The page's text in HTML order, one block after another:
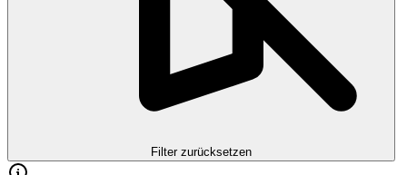
Filter zurücksetzen